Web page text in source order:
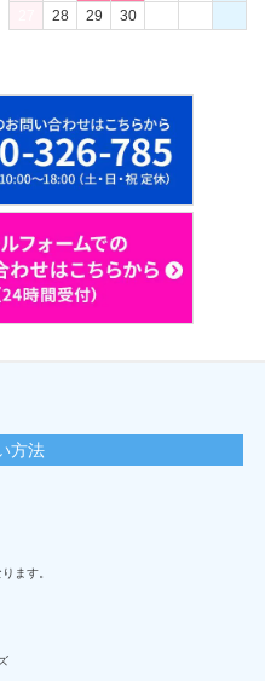
28 29 30
方法
ます。